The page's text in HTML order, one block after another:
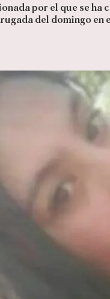
por el que se ha
del domingo